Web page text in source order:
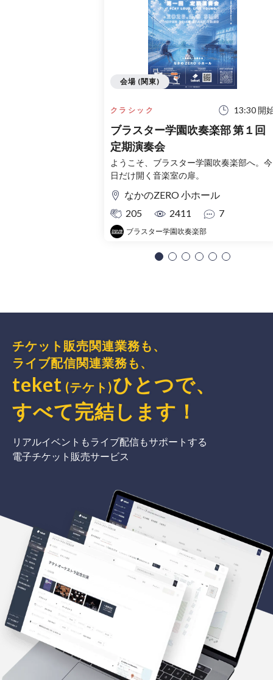
クラシック 13:30 開
ブラスター学園吹奏楽部 第１回
定期演奏会
ようこそ、ブラスター学園吹奏楽部へ。今
日だけ開く音楽室の扉。
なかのZERO 小ホール
205
2411 7
ブラスター学園吹奏楽部
会場 (関東)
チケット販売関連業務も、
ライブ配信関連業務も、
teket (テケト)ひとつで、
すべて完結 します ！
リアルイベントもライブ配信もサポートする
電子チケット販売サービス